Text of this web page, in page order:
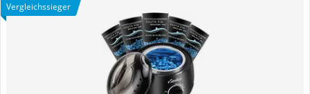
Vergleichssieger